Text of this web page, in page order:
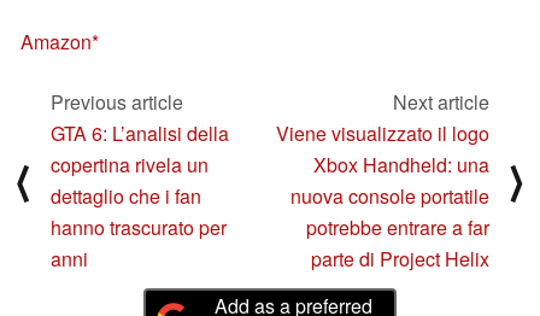
Amazon
⟨
Previous article
GTA 6: L’analisi della
copertina rivela un
dettaglio che i fan
hanno trascurato per
anni
Next article
Viene visualizzato il logo
Xbox Handheld: una
nuova console portatile
potrebbe entrare a far
parte di Project Helix
⟩
Add as a preferred